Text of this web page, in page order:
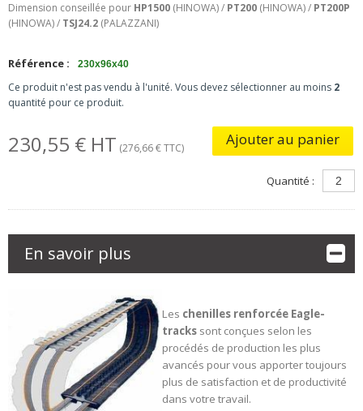
Dimension conseillée pour HP1500(HINOWA) / PT200(HINOWA) / PT200P
(HINOWA) / TSJ24.2(PALAZZANI)
Référence : 230x96x40
Ce produit n'est pas vendu à l'unité. Vous devez sélectionner au moins 2
quantité pour ce produit.
230,55 € HT (276,66 € TTC) Ajouter au panier
Quantité :
En savoir plus
Les chenilles renforcée Eagle-
trackssont conçues selon les
procédés de production les plus
avancés pour vous apporter toujours
plus de satisfaction et de productivité
dans votre travail.